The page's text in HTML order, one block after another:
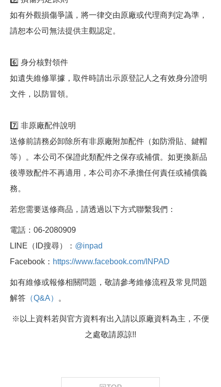
如有外觀損傷爭議，將一律交由原廠或代理商判定為準，
請恕本公司無法提供主觀認定。
6️⃣ 身分核對領件
如遺失維修單據，取件時請出示原登記人之有效身分證明
文件，以防冒領。
7️⃣ 非原廠配件說明
送修前請務必卸除所有非原廠附加配件（如防滑貼、鍵帽
等）。本公司不保證此類配件之保存或補償。如更換新品
後導致配件不再適用，本公司亦不承擔任何責任或補償義
務。
若您需要送修商品，請透過以下方式聯繫我們：
電話：06-2080909
LINE（ID搜尋）： @inpad
Facebook： https://www.facebook.com/INPAD
如有維修或報修相關問題，敬請參考維修流程及常見問題
解答 （Q&A） 。
※以上資料若與官方資料有出入請以原廠資料為主，不便
之處敬請原諒!!